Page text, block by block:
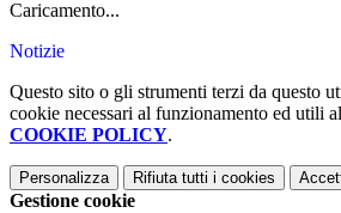
Caricamento...
Notizie
Questo sito o gli strumenti terzi da questo
cookie necessari al funzionamento ed utili
COOKIE POLICY.
Personalizza Rifiuta tutti i cookies
Gestione cookie